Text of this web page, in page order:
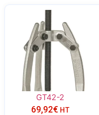
GT42-2
69,92€ HT